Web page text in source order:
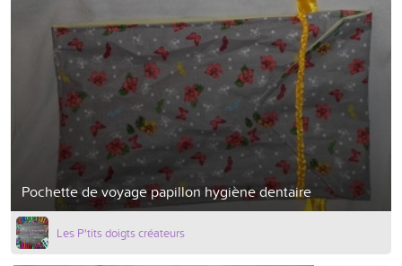
Pochette de voyage papillon hygiène dentaire
Les P'tits doigts créateurs